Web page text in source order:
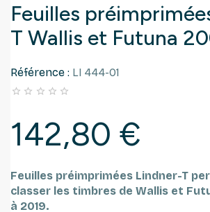
Feuilles
T Wallis et Futuna
Référence : LI 444-01
    
142,80 €
Feuilles préimprimées Lindner-T
classer les timbres de Wallis et
à 2019.